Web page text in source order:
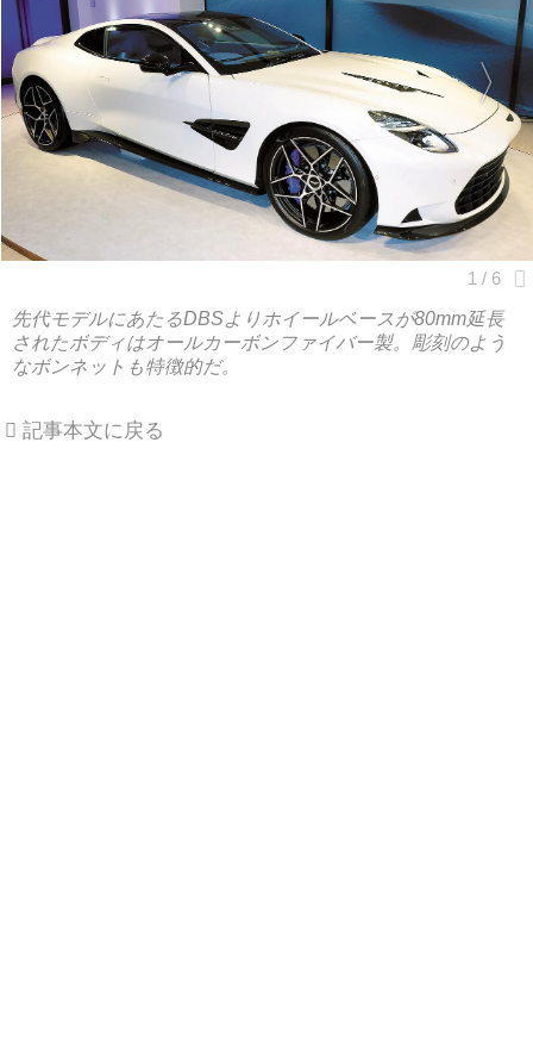
先代モデルにあたるDBSよりホイールベースが80mm延長
されたボディはオールカーボンファイバー製。彫刻のよう
なボンネットも特徴的だ。
記事本文に戻る